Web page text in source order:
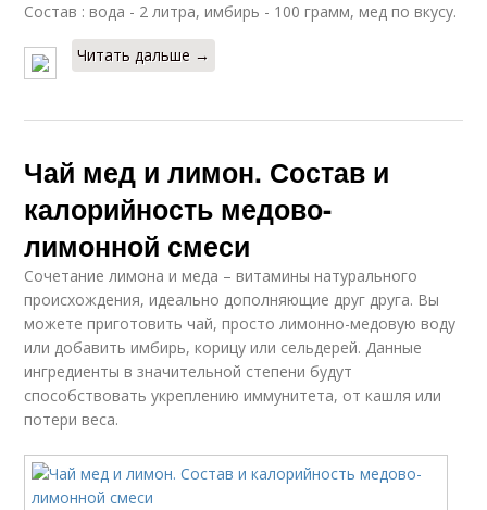
Состав : вода - 2 литра, имбирь - 100 грамм, мед по вкусу.
Читать дальше →
Чай мед и лимон. Состав и
калорийность медово-
лимонной смеси
Сочетание лимона и меда – витамины натурального
происхождения, идеально дополняющие друг друга. Вы
можете приготовить чай, просто лимонно-медовую воду
или добавить имбирь, корицу или сельдерей. Данные
ингредиенты в значительной степени будут
способствовать укреплению иммунитета, от кашля или
потери веса.